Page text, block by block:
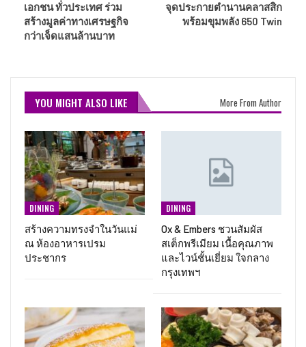
เอกชน ทั่วประเทศ ร่วม
สร้างมูลค่าทางเศรษฐกิจ
กว่าเจ็ดแสนล้านบาท
จุดประกายตำนานคลาสสิก
พร้อมขุมพลัง 650 Twin
YOU MIGHT ALSO LIKE More From Author
DINING
สร้างความทรงจำในวันแม่
ณ ห้องอาหารเปรม
ประชากร
DINING
Ox & Embers ชวนสัมผัส
สเต็กพรีเมียม เนื้อคุณภาพ
และไวน์ชั้นเยี่ยม ใจกลาง
กรุงเทพฯ